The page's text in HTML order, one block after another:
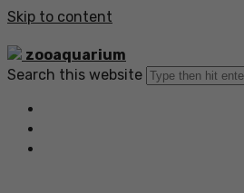
Skip to content
zooaquarium
Search this website